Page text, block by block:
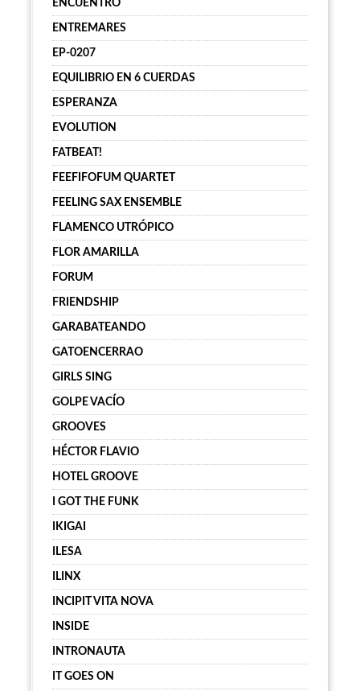
ENCUENTRO
ENTREMARES
EP-0207
EQUILIBRIO EN 6 CUERDAS
ESPERANZA
EVOLUTION
FATBEAT!
FEEFIFOFUM QUARTET
FEELING SAX ENSEMBLE
FLAMENCO UTRÓPICO
FLOR AMARILLA
FORUM
FRIENDSHIP
GARABATEANDO
GATOENCERRAO
GIRLS SING
GOLPE VACÍO
GROOVES
HÉCTOR FLAVIO
HOTEL GROOVE
I GOT THE FUNK
IKIGAI
ILESA
ILINX
INCIPIT VITA NOVA
INSIDE
INTRONAUTA
IT GOES ON